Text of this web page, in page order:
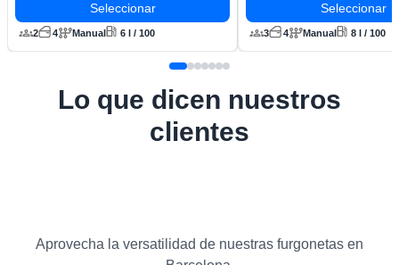
Seleccionar
2 4 Manual 6 l / 100
Seleccionar
3 4 Manual 8 l / 100
Lo que dicen nuestros
clientes
Aprovecha la versatilidad de nuestras furgonetas en